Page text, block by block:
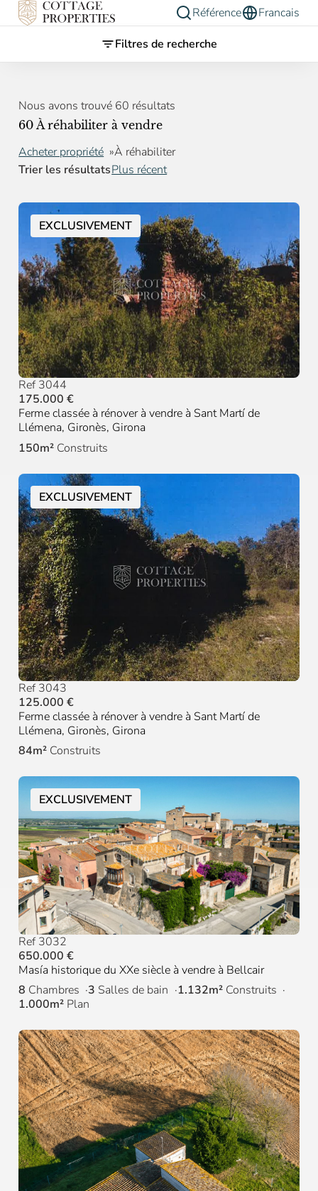
Référence
Francais
Filtres de recherche
Nous avons trouvé 60 résultats
60 À réhabiliter à vendre
Acheter propriété
À réhabiliter
Trier les résultatsPlus récent
EXCLUSIVEMENT
Ref 3044
175.000 €
Ferme classée à rénover à vendre à Sant Martí de
Llémena, Gironès, Girona
150m² Construits
EXCLUSIVEMENT
Ref 3043
125.000 €
Ferme classée à rénover à vendre à Sant Martí de
Llémena, Gironès, Girona
84m² Construits
EXCLUSIVEMENT
Ref 3032
650.000 €
Masía historique du XXe siècle à vendre à Bellcair
8 Chambres 3 Salles de bain 1.132m² Construits
1.000m² Plan